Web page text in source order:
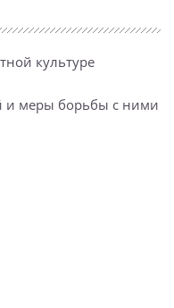
культуре
и меры борьбы с ними